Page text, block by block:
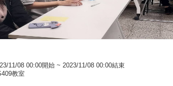
11/08 00:00開始 ~ 2023/11/08 00:00結束
教室